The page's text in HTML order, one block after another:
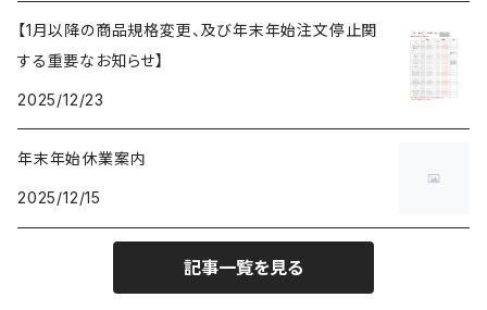
【1月以降の商品規格変更、及び年末年始注文停止関
する重要なお知らせ】
2025/12/23
年末年始休業案内
2025/12/15
記事一覧を見る